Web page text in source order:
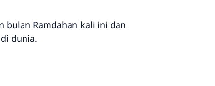
bulan Ramdahan kali ini dan
dunia.